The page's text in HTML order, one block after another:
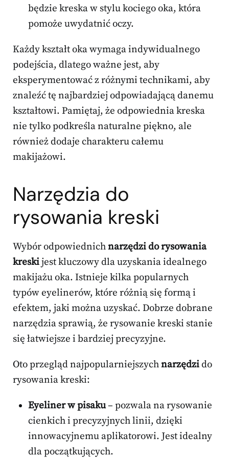
będzie kreska w stylu kociego oka, która
pomoże uwydatnić oczy.
Każdy kształt oka wymaga indywidualnego
podejścia, dlatego ważne jest, aby
eksperymentować z różnymi technikami, aby
znaleźć tę najbardziej odpowiadającą danemu
kształtowi. Pamiętaj, że odpowiednia kreska
nie tylko podkreśla naturalne piękno, ale
również dodaje charakteru całemu
makijażowi.
Narzędzia do
rysowania kreski
Wybór odpowiednichnarzędzi do rysowania
kreskijest kluczowy dla uzyskania idealnego
makijażu oka. Istnieje kilka popularnych
typów eyelinerów, które różnią się formą i
efektem, jaki można uzyskać. Dobrze dobrane
narzędzia sprawią, że rysowanie kreski stanie
się łatwiejsze i bardziej precyzyjne.
Oto przegląd najpopularniejszychnarzędzido
rysowania kreski:
Eyeliner w pisaku– pozwala na rysowanie
cienkich i precyzyjnych linii, dzięki
innowacyjnemu aplikatorowi. Jest idealny
dla początkujących.